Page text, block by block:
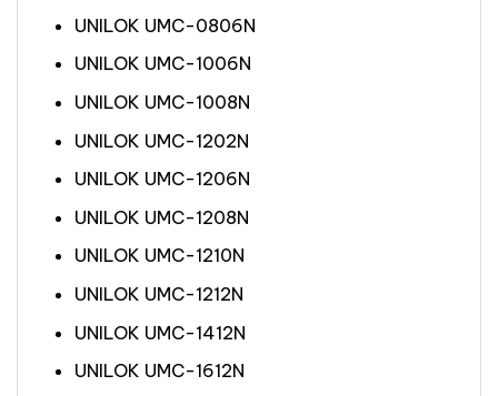
UNILOK UMC-0806N
UNILOK UMC-1006N
UNILOK UMC-1008N
UNILOK UMC-1202N
UNILOK UMC-1206N
UNILOK UMC-1208N
UNILOK UMC-1210N
UNILOK UMC-1212N
UNILOK UMC-1412N
UNILOK UMC-1612N